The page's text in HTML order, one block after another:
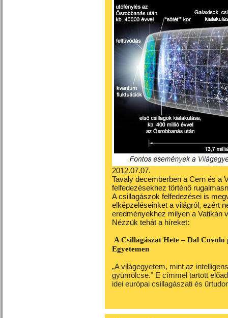
2012.07.07.
Tavaly decemberben a Cern és a
felfedezésekhez történő
A csillagászok felfedezései is
elképzeléseinket a világról, ezért
eredményekhez milyen a Vatikán
Nézzük tehát a híreket:
A Csillagászat Hete – Dal Covolo
Egyetemen
„A világegyetem, mint az
gyümölcse.” E címmel tartott
idei európai csillagászati és